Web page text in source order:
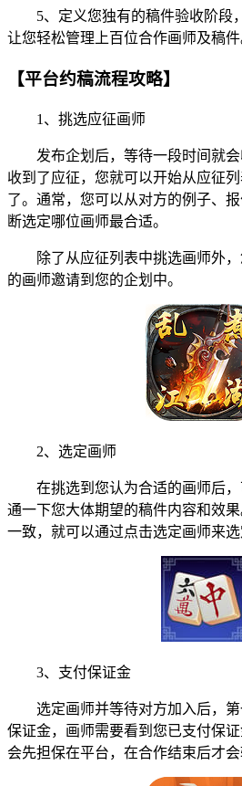
5、定义您独有的稿件验收阶段，
让您轻松管理上百位合作画师及稿件
【平台约稿流程攻略】
1、挑选应征画师
发布企划后，等待一段时间就会
收到了应征，您就可以开始从应征
了。通常，您可以从对方的例子、
断选定哪位画师最合适。
除了从应征列表中挑选画师外，
的画师邀请到您的企划中。
2、选定画师
在挑选到您认为合适的画师后，
通一下您大体期望的稿件内容和效
一致，就可以通过点击选定画师来选
3、支付保证金
选定画师并等待对方加入后，第
保证金，画师需要看到您已支付保
会先担保在平台，在合作结束后才会